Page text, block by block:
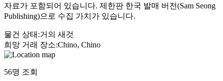
자료가 포함되어 있습니다. 제한판 한국 발매 버전(Sam Seong
Publishing)으로 수집 가치가 있습니다.
물건 상태 :거의 새것
희망 거래 장소:Chino, Chino
56명 조회